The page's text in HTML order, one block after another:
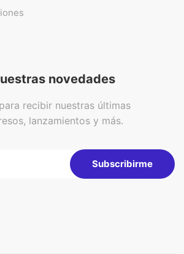
novedades
recibir nuestras últimas
lanzamientos y más.
Subscribirme